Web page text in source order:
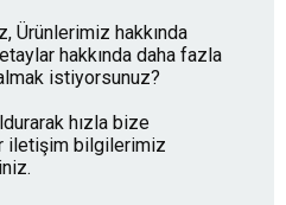
Ürünlerimiz hakkında
hakkında daha fazla
istiyorsunuz?
hızla bize
iletişim bilgilerimiz